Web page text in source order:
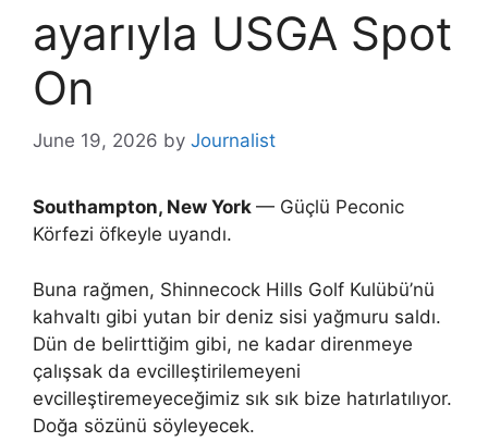
ayarıyla USGA Spot
On
June 19, 2026 by Journalist
Southampton, New York — Güçlü Peconic
Körfezi öfkeyle uyandı.
Buna rağmen, Shinnecock Hills Golf Kulübü’nü
kahvaltı gibi yutan bir deniz sisi yağmuru saldı.
Dün de belirttiğim gibi, ne kadar direnmeye
çalışsak da evcilleştirilemeyeni
evcilleştiremeyeceğimiz sık sık bize hatırlatılıyor.
Doğa sözünü söyleyecek.